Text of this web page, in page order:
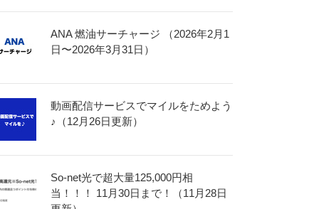
ANA 燃油サーチャージ （2026年2月1
日〜2026年3月31日）
動画配信サービスでマイルをためよう
♪（12月26日更新）
So-net光で超大量125,000円相
当！！！ 11月30日まで！（11月28日